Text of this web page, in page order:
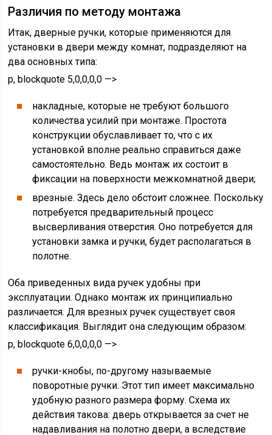
Различия по методу монтажа
Итак, дверные ручки, которые применяются для
установки в двери между комнат, подразделяют на
два основных типа:
p, blockquote 5,0,0,0,0 —>
накладные, которые не требуют большого
количества усилий при монтаже. Простота
конструкции обуславливает то, что с их
установкой вполне реально справиться даже
самостоятельно. Ведь монтаж их состоит в
фиксации на поверхности межкомнатной двери;
врезные. Здесь дело обстоит сложнее. Поскольку
потребуется предварительный процесс
высверливания отверстия. Оно потребуется для
установки замка и ручки, будет располагаться в
полотне.
Оба приведенных вида ручек удобны при
эксплуатации. Однако монтаж их принципиально
различается. Для врезных ручек существует своя
классификация. Выглядит она следующим образом:
p, blockquote 6,0,0,0,0 —>
ручки-кнобы, по-другому называемые
поворотные ручки. Этот тип имеет максимально
удобную разного размера форму. Схема их
действия такова: дверь открывается за счет не
надавливания на полотно двери, а вследствие